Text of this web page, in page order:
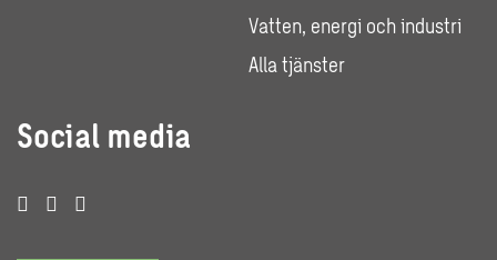
Vatten, energi och industri
Alla tjänster
Social media